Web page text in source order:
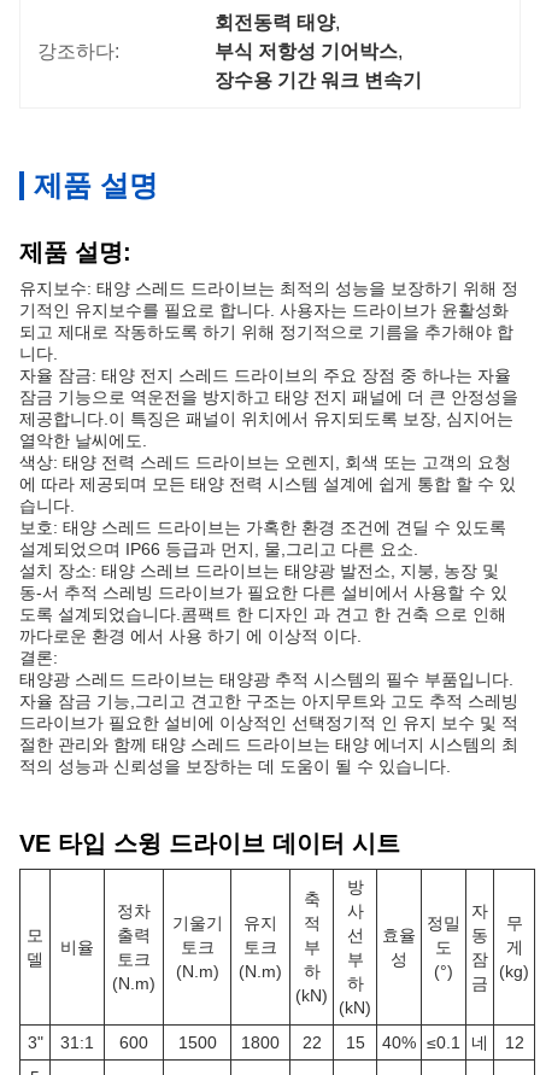
강조하다:
회전동력 태양,
부식 저항성 기어박스,
장수용 기간 워크 변속기
제품 설명
제품 설명:
유지보수: 태양 스레드 드라이브는 최적의 성능을 보장하기 위해 정
기적인 유지보수를 필요로 합니다. 사용자는 드라이브가 윤활성화
되고 제대로 작동하도록 하기 위해 정기적으로 기름을 추가해야 합
니다.
자율 잠금: 태양 전지 스레드 드라이브의 주요 장점 중 하나는 자율
잠금 기능으로 역운전을 방지하고 태양 전지 패널에 더 큰 안정성을
제공합니다.이 특징은 패널이 위치에서 유지되도록 보장, 심지어는
열악한 날씨에도.
색상: 태양 전력 스레드 드라이브는 오렌지, 회색 또는 고객의 요청
에 따라 제공되며 모든 태양 전력 시스템 설계에 쉽게 통합 할 수 있
습니다.
보호: 태양 스레드 드라이브는 가혹한 환경 조건에 견딜 수 있도록
설계되었으며 IP66 등급과 먼지, 물,그리고 다른 요소.
설치 장소: 태양 스레브 드라이브는 태양광 발전소, 지붕, 농장 및
동-서 추적 스레빙 드라이브가 필요한 다른 설비에서 사용할 수 있
도록 설계되었습니다.콤팩트 한 디자인 과 견고 한 건축 으로 인해
까다로운 환경 에서 사용 하기 에 이상적 이다.
결론:
태양광 스레드 드라이브는 태양광 추적 시스템의 필수 부품입니다.
자율 잠금 기능,그리고 견고한 구조는 아지무트와 고도 추적 스레빙
드라이브가 필요한 설비에 이상적인 선택정기적 인 유지 보수 및 적
절한 관리와 함께 태양 스레드 드라이브는 태양 에너지 시스템의 최
적의 성능과 신뢰성을 보장하는 데 도움이 될 수 있습니다.
VE 타입 스윙 드라이브 데이터 시트
모
델
비율
정차
출력
토크
(N.m)
기울기
토크
(N.m)
유지
토크
(N.m)
축
적
부
하
(kN)
방
사
선
부
하
(kN)
효율
성
정밀
도
(°)
자
동
잠
금
무
게
(kg)
3" 31:1 600 1500 1800 22 15 40% ≤0.1 네
12